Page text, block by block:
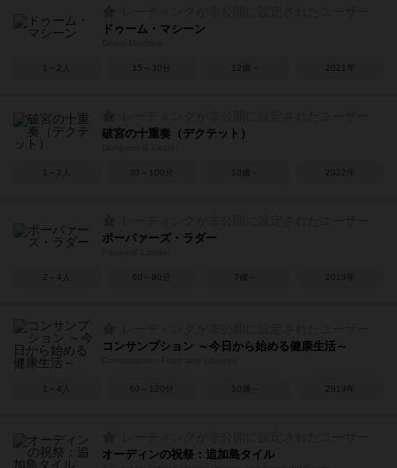
ドゥーム・マシーン
1～2人 15～30分 12歳～ 2021年
破宮の十重奏（デクテット）
1～2人 30～100分 10歳～ 2022年
ポーパァーズ・ラダー
2～4人 60～90分 7歳～ 2019年
コンサンプション ～今日から始める健康生活～
1～4人 60～120分 10歳～ 2019年
オーディンの祝祭：追加島タイル